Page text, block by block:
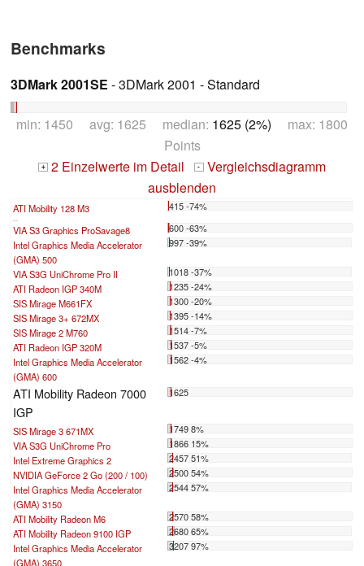
Benchmarks
3DMark 2001SE - 3DMark 2001 - Standard
min: 1450 avg: 1625 median: 1625 (2%) max: 1800
Points
+ 2 Einzelwerte im Detail - Vergleichsdiagramm
ausblenden
ATI Mobility 128 M3 415 -74%
VIA S3 Graphics ProSavage8
600 -63%
Intel Graphics Media Accelerator
(GMA) 500
997 -39%
VIA S3G UniChrome Pro II
1018 -37%
ATI Radeon IGP 340M
1235 -24%
SIS Mirage M661FX
1300 -20%
SIS Mirage 3+ 672MX
1395 -14%
SIS Mirage 2 M760
1514 -7%
ATI Radeon IGP 320M
1537 -5%
Intel Graphics Media Accelerator
(GMA) 600
1562 -4%
ATI Mobility Radeon 7000
IGP
1625
SIS Mirage 3 671MX
1749 8%
VIA S3G UniChrome Pro
1866 15%
Intel Extreme Graphics 2
2457 51%
NVIDIA GeForce 2 Go (200 / 100)
2500 54%
Intel Graphics Media Accelerator
(GMA) 3150
2544 57%
ATI Mobility Radeon M6
2570 58%
ATI Mobility Radeon 9100 IGP
2680 65%
Intel Graphics Media Accelerator
(GMA) 3650
3207 97%